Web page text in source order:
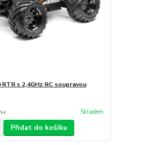
s 2,4GHz RC soupravou
Skladem
Přidat do košíku